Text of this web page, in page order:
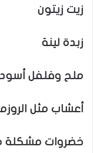
زيت زيتون
زبدة لينة
ملح وفلفل أسود
أعشاب مثل
خضروات مشكلة